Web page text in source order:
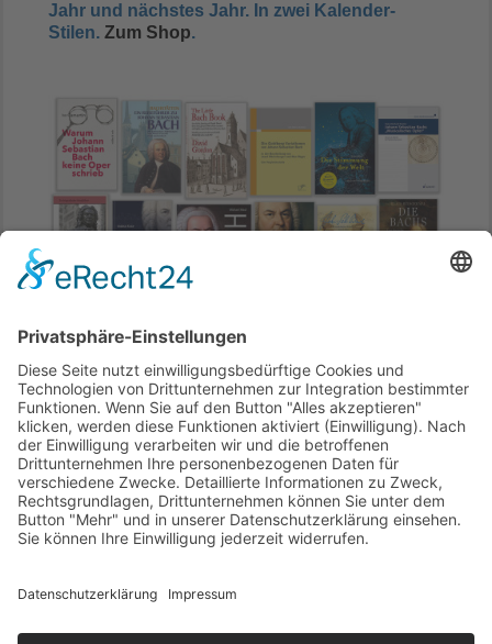
Jahr und nächstes Jahr. In zwei Kalender-
Stilen. Zum Shop.
800 Bücher zum Thema Bach bietet unser
Partnerverlag jpc. Er ist der größte
Musikalienhändler in Europa und 20 Jahre
länger am Markt als Amazon. 50 davon haben
wir für Sie als Empfehlung bereits
zusammengestellt. Zum Shop.